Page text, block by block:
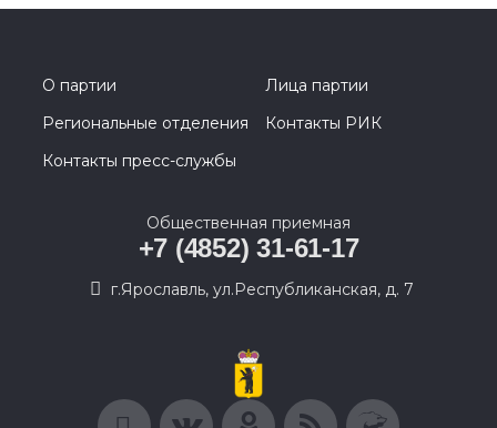
О партии
Лица партии
Региональные отделения
Контакты РИК
Контакты пресс-службы
Общественная приемная
+7 (4852) 31-61-17
г.Ярославль, ул.Республиканская, д. 7